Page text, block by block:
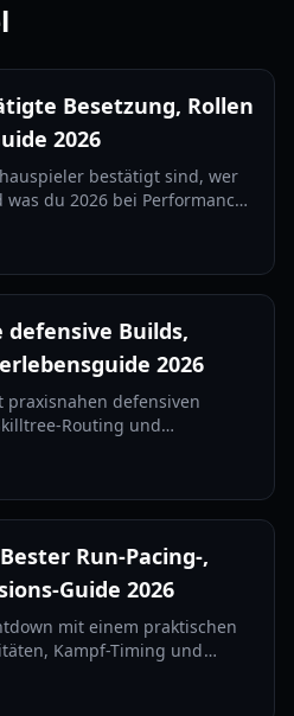
Besetzung, Rollen
2026
bestätigt sind, wer
du 2026 bei Performance-
Builds,
2026
praxisnahen defensiven
Routing und
Run-Pacing-,
Guide 2026
mit einem praktischen
Kampf-Timing und